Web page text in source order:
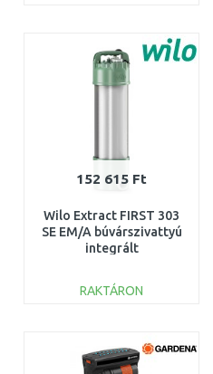
Összehasonlítás
152 615 Ft
Wilo Extract FIRST 303
SE EM/A búvárszivattyú
integrált
6093857
RAKTÁRON
Összehasonlítás